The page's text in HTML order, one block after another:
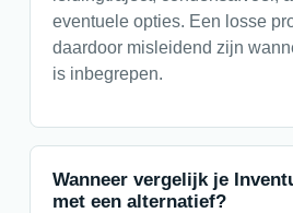
eventuele opties. Een losse
daardoor misleidend zijn
is inbegrepen.
Wanneer vergelijk je
met een alternatief?